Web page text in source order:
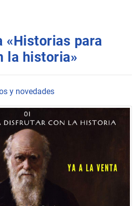
«Historias para
la historia»
y novedades